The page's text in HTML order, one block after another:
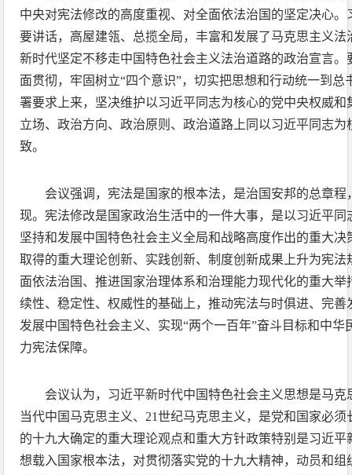
中央对宪法修改的高度重视、对全面依法治国的坚定决心
要讲话，高屋建瓴、总揽全局，丰富和发展了马克思主义
新时代坚定不移走中国特色社会主义法治道路的政治宣言
面贯彻，牢固树立“四个意识”，切实把思想和行动统一到
署要求上来，坚决维护以习近平同志为核心的党中央权威
立场、政治方向、政治原则、政治道路上同以习近平同志
致。
会议强调，宪法是国家的根本法，是治国安邦的总章
现。宪法修改是国家政治生活中的一件大事，是以习近平
坚持和发展中国特色社会主义全局和战略高度作出的重大
取得的重大理论创新、实践创新、制度创新成果上升为宪
面依法治国、推进国家治理体系和治理能力现代化的重大
续性、稳定性、权威性的基础上，推动宪法与时俱进、完
发展中国特色社会主义、实现“两个一百年”奋斗目标和中
力宪法保障。
会议认为，习近平新时代中国特色社会主义思想是马
当代中国马克思主义、21世纪马克思主义，是党和国家必
的十九大确定的重大理论观点和重大方针政策特别是习近
想载入国家根本法，对贯彻落实党的十九大精神，动员和